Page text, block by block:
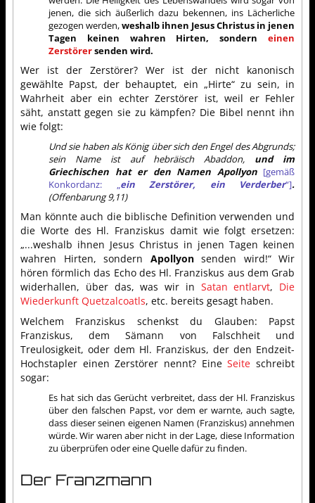
jenen, die sich äußerlich dazu bekennen, ins Lächerliche
gezogen werden,weshalb ihnen Jesus Christus in jenen
Tagen keinen wahren Hirten, sondern einen
Zerstörersenden wird.
Wer ist der Zerstörer? Wer ist der nicht kanonisch
gewählte Papst, der behauptet, ein „Hirte“ zu sein, in
Wahrheit aber ein echter Zerstörer ist, weil er Fehler
säht, anstatt gegen sie zu kämpfen? Die Bibel nennt ihn
wie folgt:
Und sie haben als König über sich den Engel des Abgrunds;
sein Name ist auf hebräisch Abaddon, und im
Griechischen hat er den Namen Apollyon [gemäß
Konkordanz: „ein Zerstörer, ein Verderber“].
(Offenbarung 9,11)
Man könnte auch die biblische Definition verwenden und
die Worte des Hl. Franziskus damit wie folgt ersetzen:
„...weshalb ihnen Jesus Christus in jenen Tagen keinen
wahren Hirten, sondern Apollyonsenden wird!“ Wir
hören förmlich das Echo des Hl. Franziskus aus dem Grab
widerhallen, über das, was wir in Satan entlarvt, Die
Wiederkunft Quetzalcoatls, etc. bereits gesagt haben.
Welchem Franziskus schenkst du Glauben: Papst
Franziskus, dem Sämann von Falschheit und
Treulosigkeit, oder dem Hl. Franziskus, der den Endzeit-
Hochstapler einen Zerstörer nennt? EineSeite schreibt
sogar:
Es hat sich das Gerücht verbreitet, dass der Hl. Franziskus
über den falschen Papst, vor dem er warnte, auch sagte,
dass dieser seinen eigenen Namen (Franziskus) annehmen
würde. Wir waren aber nicht in der Lage, diese Information
zu überprüfen oder eine Quelle dafür zu finden.
Der Franzmann